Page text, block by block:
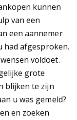
kunnen
van een
een aannemer
had afgesproken.
voldoet.
grote
blijken te zijn
u was gemeld?
en zoeken